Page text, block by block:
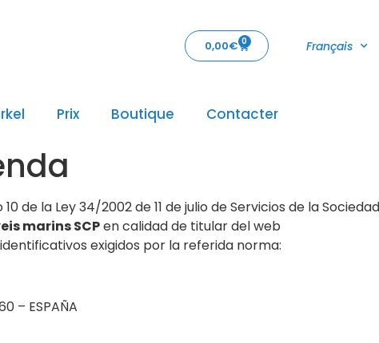
0,00€ 0 Français
Prix Boutique Contacter
la Ley 34/2002 de 11 de julio de Servicios de la
marins SCPen calidad de titular del web
exigidos por la referida norma:
– ESPAÑA